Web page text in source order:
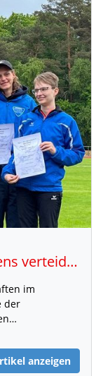
Silas Kriete und Torben Prepens verteidigen ihre Titel
im
der
anzeigen